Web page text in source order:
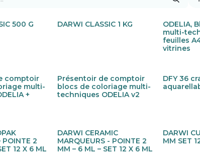
500 G DARWI CLASSIC 1 KG
ODELIA,
multi-
feuilles
vitrines
comptoir
multi-
+
Présentoir de comptoir
blocs de coloriage multi-
techniques ODELIA v2
DFY 36
POINTE 2
12 X 6 ML
Nouveau !
DARWI CERAMIC
MARQUEURS - POINTE 2
MM – 6 ML – SET 12 X 6 ML
DARWI
MM SET